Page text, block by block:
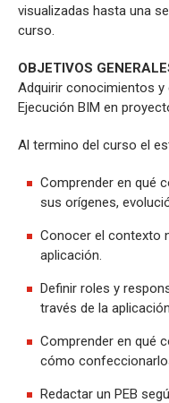
visualizadas hasta una
curso.
OBJETIVOS
Adquirir conocimientos y
Ejecución BIM en
Al termino del curso el
Comprender en qué
sus orígenes,
Conocer el contexto
aplicación.
Definir roles y
través de la
Comprender en qué
cómo
Redactar un PEB